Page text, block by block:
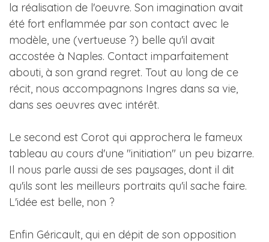
la réalisation de l'oeuvre. Son imagination avait
été fort enflammée par son contact avec le
modèle, une (vertueuse ?) belle qu'il avait
accostée à Naples. Contact imparfaitement
abouti, à son grand regret. Tout au long de ce
récit, nous accompagnons Ingres dans sa vie,
dans ses oeuvres avec intérêt.
Le second est Corot qui approchera le fameux
tableau au cours d'une "initiation" un peu bizarre.
Il nous parle aussi de ses paysages, dont il dit
qu'ils sont les meilleurs portraits qu'il sache faire.
L'idée est belle, non ?
Enfin Géricault, qui en dépit de son opposition